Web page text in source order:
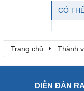
CÓ
Trang chủ Thành
DIỄN ĐÀN